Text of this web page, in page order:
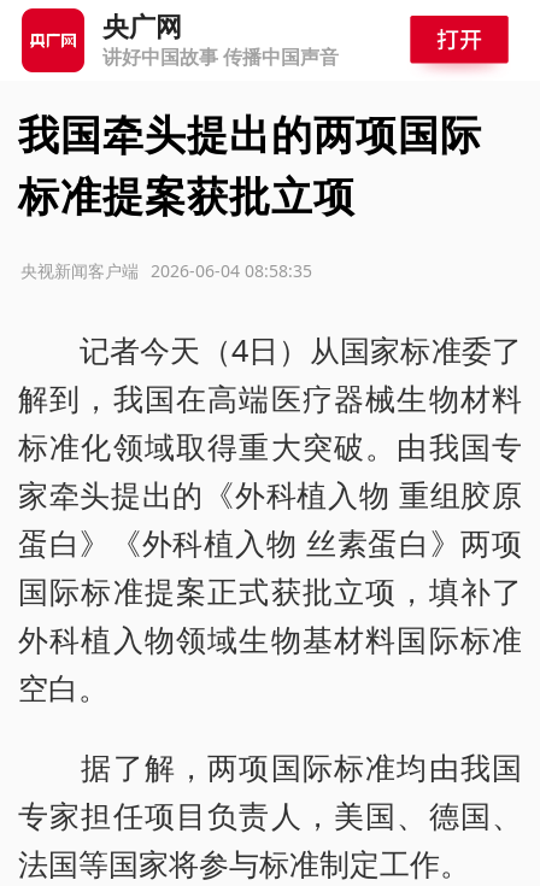
央广网
讲好中国故事 传播中国声音
我国牵头提出的两项国际
标准提案获批立项
2026-06-04 08:58:35
央视新闻客户端
记者今天（4日）从国家标准委了
解到，我国在高端医疗器械生物材料
标准化领域取得重大突破。由我国专
家牵头提出的《外科植入物 重组胶原
蛋白》《外科植入物 丝素蛋白》两项
国际标准提案正式获批立项，填补了
外科植入物领域生物基材料国际标准
空白。
据了解，两项国际标准均由我国
专家担任项目负责人，美国、德国、
法国等国家将参与标准制定工作。